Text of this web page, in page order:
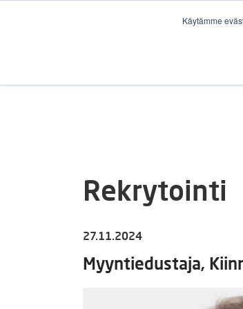
Käytämme
Rekrytointi
27.11.2024
Myyntiedustaja,